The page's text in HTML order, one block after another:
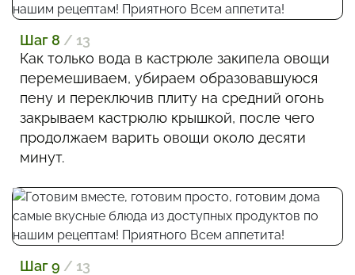
Шаг 8 / 13
Как только вода в кастрюле закипела овощи
перемешиваем, убираем образовавшуюся
пену и переключив плиту на средний огонь
закрываем кастрюлю крышкой, после чего
продолжаем варить овощи около десяти
минут.
Шаг 9 / 13